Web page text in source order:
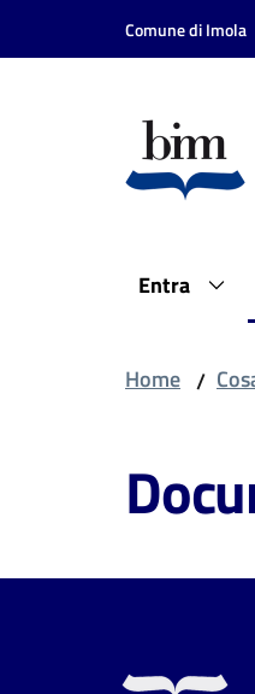
Vai al contenuto
Vai alla navigazione
Comune di Imola
Entra
Home /